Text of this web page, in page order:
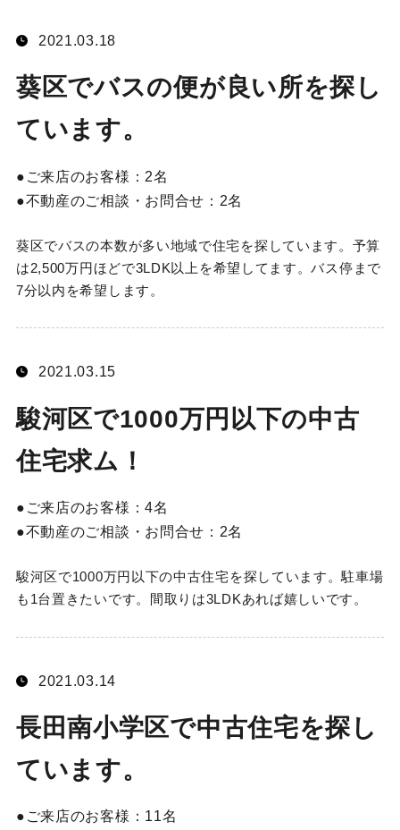
2021.03.18
葵区でバスの便が良い所を探し
ています。
ご来店のお客様： 2名
不動産のご相談・お問合せ： 2名
葵区でバスの本数が多い地域で住宅を探しています。予算
は2,500万円ほどで3LDK以上を希望してます。バス停まで
7分以内を希望します。
2021.03.15
駿河区で1000万円以下の中古
住宅求ム！
ご来店のお客様：4名
不動産のご相談・お問合せ： 2名
駿河区で1000万円以下の中古住宅を探しています。駐車場
も1台置きたいです。間取りは3LDKあれば嬉しいです。
2021.03.14
長田南小学区で中古住宅を探し
ています。
ご来店のお客様： 11名